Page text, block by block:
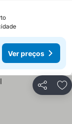
Ver preços
Ver preços
Partilhar